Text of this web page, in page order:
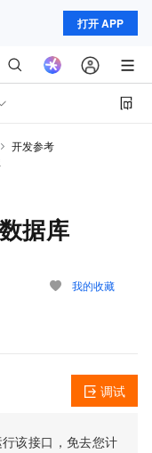
打开 APP
开发参考
据库
我的收藏
该接口，免去您计
调试